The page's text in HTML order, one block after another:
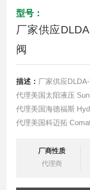
型号：
厂家供应
阀
描述： 厂家供应
代理美国太阳液压
代理美国海德福斯
代理美国科迈拓
提供油路系统设计,油
液压油缸，经销力士
厂商性质
代理商